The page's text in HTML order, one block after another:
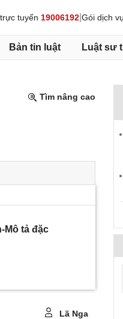
tuyến 19006192 Gói dịch
Bản tin luật Luật sư
Tìm nâng cao
Mô tả đặc
Lã Nga